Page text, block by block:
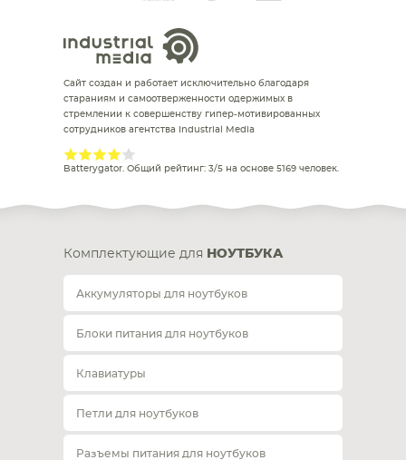
Сайт создан и работает исключительно благодаря
стараниям и самоотверженности одержимых в
стремлении к совершенству гипер-мотивированных
сотрудников агентства Industrial Media
Batterygator. Общий рейтинг: 3/5 на основе 5169 человек.
Комплектующие для НОУТБУКА
Аккумуляторы для ноутбуков
Блоки питания для ноутбуков
Клавиатуры
Петли для ноутбуков
Разъемы питания для ноутбуков